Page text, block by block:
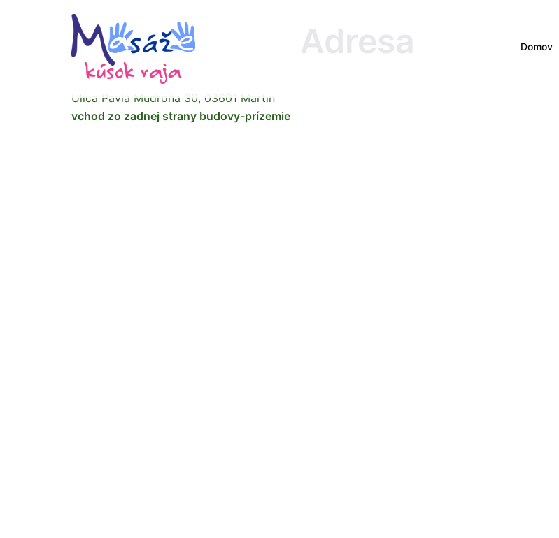
Domov
Adresa
Ulica Pavla Mudroňa 30, 03601 Martin
vchod zo zadnej strany budovy-prízemie